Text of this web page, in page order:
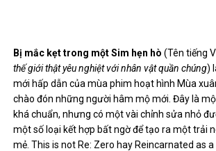
Bị mắc kẹt trong một Sim hẹn hò (Tên tiếng
thế giới thật yêu nghiệt với nhân vật quần chúng)
mới hấp dẫn của mùa phim hoạt hình Mùa
chào đón những người hâm mộ mới. Đây là
khá chuẩn, nhưng có một vài chỉnh sửa nhỏ
một số loại kết hợp bất ngờ để tạo ra một trải
mẻ. This is not Re: Zero hay Reincarnated as